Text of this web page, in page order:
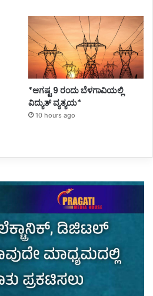
*ಆಗಷ್ಟ 9 ರಂದು ಬೆಳಗಾವಿಯಲ್ಲಿ
ವಿದ್ಯುತ್ ವ್ಯತ್ಯಯ*
10 hours ago